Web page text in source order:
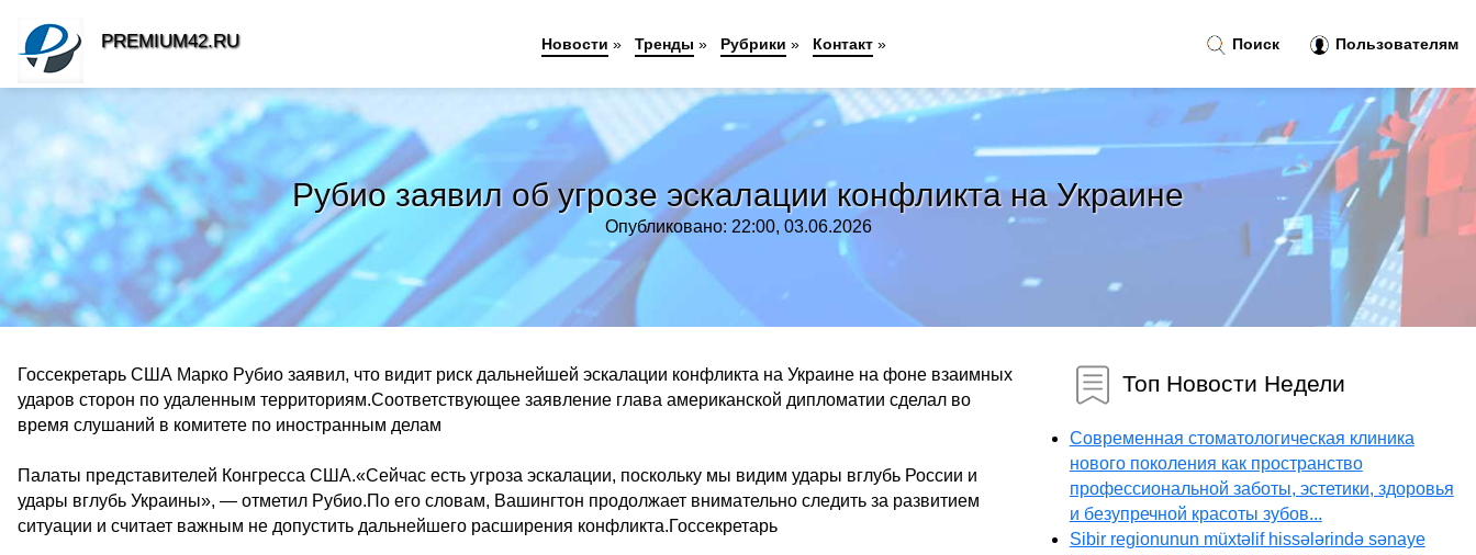
Рубио заявил об угрозе эскалации конфликта на Украине
Опубликовано: 22:00, 03.06.2026
Госсекретарь США Марко Рубио заявил, что видит риск дальнейшей эскалации конфликта на Украине на фоне взаимных
ударов сторон по удаленным территориям.Соответствующее заявление глава американской дипломатии сделал во
время слушаний в комитете по иностранным делам
Палаты представителей Конгресса США.«Сейчас есть угроза эскалации, поскольку мы видим удары вглубь России и
удары вглубь Украины», — отметил Рубио.По его словам, Вашингтон продолжает внимательно следить за развитием
ситуации и считает важным не допустить дальнейшего расширения конфликта.Госсекретарь
Топ Новости Недели
Современная стоматологическая клиника
нового поколения как пространство
профессиональной заботы, эстетики, здоровья
и безупречной красоты зубов...
Sibir regionunun müxtəlif hissələrində sənaye
Поиск Пользователям
PREMIUM42.RU Новости » Тренды » Рубрики » Контакт »